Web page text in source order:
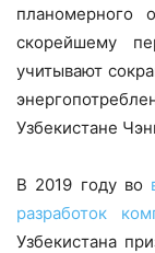
планомерного
скорейшему
учитывают
Узбекистане
В 2019 году во
разработок
Узбекистана